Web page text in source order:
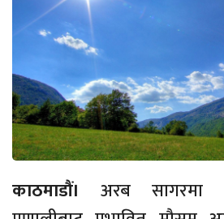
काठमाडौं। अरब सागरमा